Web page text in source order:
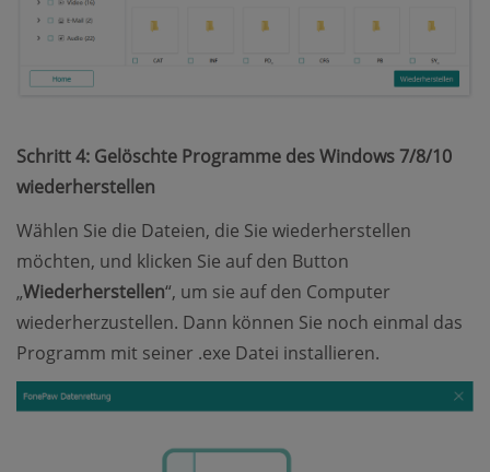
Schritt 4: Gelöschte Programme des Windows 7/8/10
wiederherstellen
Wählen Sie die Dateien, die Sie wiederherstellen
möchten, und klicken Sie auf den Button
„Wiederherstellen“, um sie auf den Computer
wiederherzustellen. Dann können Sie noch einmal das
Programm mit seiner .exe Datei installieren.